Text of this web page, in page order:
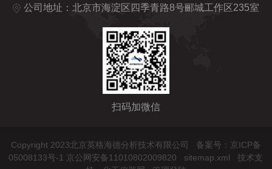
公司地址：北京市海淀区四季青路8号郦城工作区235室
扫码加微信
Copyright 2023北京英格海德分析技术有限公司 备案号：京ICP备
05008133号-1 京公网安备11010802009820
sitemap.xml 技术支